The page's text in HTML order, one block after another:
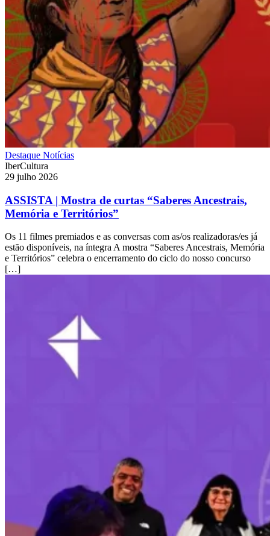
Destaque Notícias
IberCultura
29 julho 2026
ASSISTA | Mostra de curtas “Saberes Ancestrais,
Memória e Territórios”
Os 11 filmes premiados e as conversas com as/os realizadoras/es já
estão disponíveis, na íntegra A mostra “Saberes Ancestrais, Memória
e Territórios” celebra o encerramento do ciclo do nosso concurso
[…]